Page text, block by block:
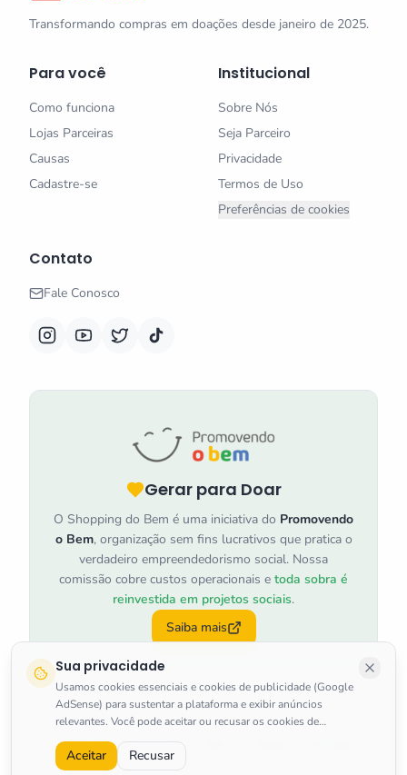
Sua privacidade
Usamos cookies essenciais e cookies de publicidade (Google
AdSense) para sustentar a plataforma e exibir anúncios
relevantes. Você pode aceitar ou recusar os cookies de
marketing a qualquer momento.
Aceitar Recusar
Transformando compras em doações desde janeiro de 2025.
Para você
Como funciona
Lojas Parceiras
Causas
Cadastre-se
Institucional
Sobre Nós
Seja Parceiro
Privacidade
Termos de Uso
Preferências de cookies
Contato
Fale Conosco
Gerar para Doar
O Shopping do Bem é uma iniciativa do Promovendo
o Bem, organização sem fins lucrativos que pratica o
verdadeiro empreendedorismo social. Nossa
comissão cobre custos operacionais e toda sobra é
reinvestida em projetos sociais.
Saiba mais
©2026 Shopping do Bem